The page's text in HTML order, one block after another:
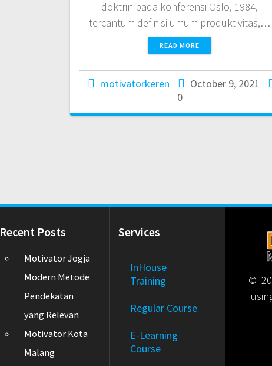
doktrin pada konferensi Oslo, 1984,
tercantum definisi umum produktivitas,…
READ MORE
motivatorkeren
October 9, 2021
0
Recent Posts
Motivator Jogja
Modern Metode
Pendekatan
yang Relevan
Motivator Kota
Malang
Services
InHouse
Training
Regular Course
E-Learning
Course
©